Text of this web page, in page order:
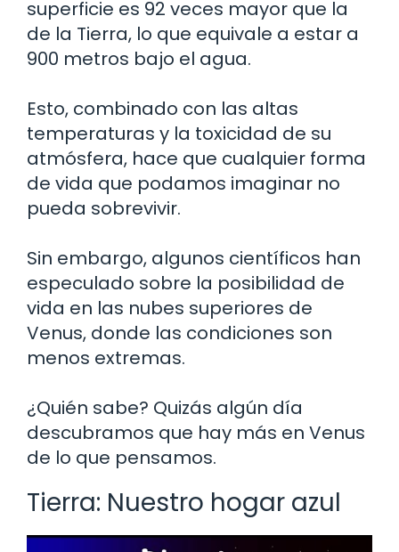
superficie es 92 veces mayor que la
de la Tierra, lo que equivale a estar a
900 metros bajo el agua.
Esto, combinado con las altas
temperaturas y la toxicidad de su
atmósfera, hace que cualquier forma
de vida que podamos imaginar no
pueda sobrevivir.
Sin embargo, algunos científicos han
especulado sobre la posibilidad de
vida en las nubes superiores de
Venus, donde las condiciones son
menos extremas.
¿Quién sabe? Quizás algún día
descubramos que hay más en Venus
de lo que pensamos.
Tierra: Nuestro hogar azul